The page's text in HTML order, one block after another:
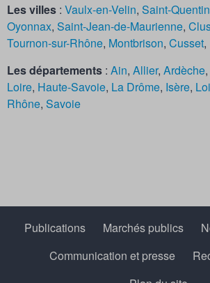
Les villes : Vaulx-en-Velin, Saint-
Oyonnax, Saint-Jean-de-Maurienne,
Tournon-sur-Rhône, Montbrison, Cusset,
Les départements : Ain, Allier, Ardèche,
Loire, Haute-Savoie, La Drôme, Isère,
Rhône, Savoie
Publications Marchés publics
Communication et presse